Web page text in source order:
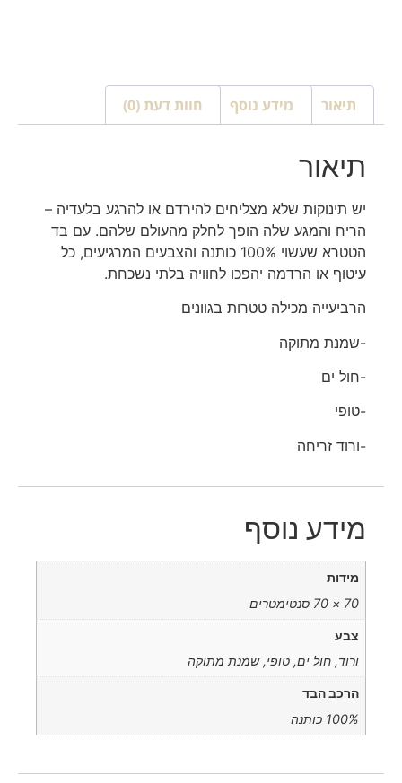
תיאור מידע נוסף חוות דעת (0)
תיאור
יש תינוקות שלא מצליחים להירדם או להרגע בלעדיה –
הריח והמגע שלה הופך לחלק מהעולם שלהם. עם בד
הטטרא שעשוי 100% כותנה והצבעים המרגיעים, כל
עיטוף או הרדמה יהפכו לחוויה בלתי נשכחת.
הרביעייה מכילה טטרות בגוונים
-שמנת מתוקה
-חול ים
-טופי
-ורוד זריחה
מידע נוסף
מידות
70 × 70 סנטימטרים
צבע
ורוד, חול ים, טופי, שמנת מתוקה
הרכב הבד
100% כותנה